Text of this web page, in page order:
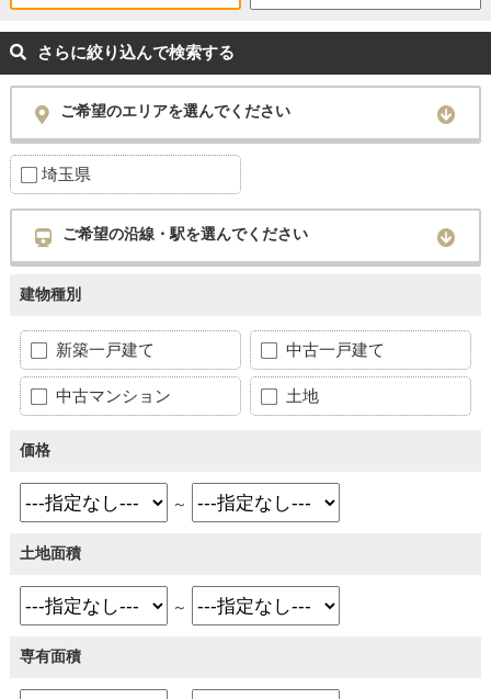
さらに絞り込んで検索する
ご希望のエリアを選んでください
埼玉県
ご希望の沿線・駅を選んでください
建物種別
新築一戸建て 中古一戸建て
中古マンション 土地
価格
～
土地面積
～
専有面積